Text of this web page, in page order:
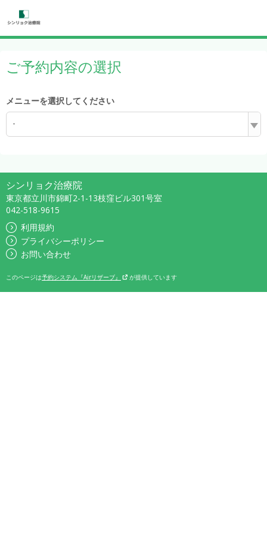
ご予約内容の選択
メニューを選択してください
-
シンリョク治療院
東京都立川市錦町2-1-13枝窪ビル301号室
042-518-9615
利用規約
プライバシーポリシー
お問い合わせ
このページは予約システム『Airリザーブ』 が提供しています